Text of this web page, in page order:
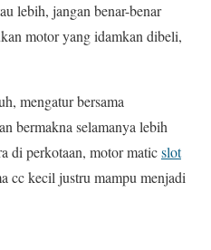
lebih, jangan benar-benar
motor yang idamkan dibeli,
mengatur bersama
bermakna selamanya lebih
di perkotaan, motor maticslot
cc kecil justru mampu menjadi